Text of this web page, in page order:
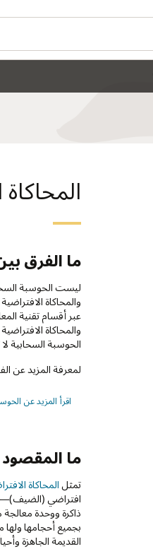
ما الفرق
ليست الحوسبة
والمحاكاة
عبر أقسام تقنية
والمحاكاة
الحوسبة السحابية
لمعرفة المزيد عن
اقرأ المزيد عن
ما المقصود
تمثل المحاكاة
افتراضي
بجميع أحجامها
القديمة الجاهزة